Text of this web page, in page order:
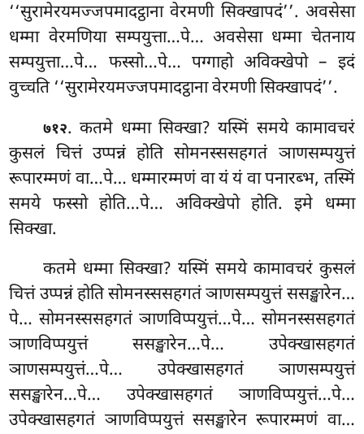
‘‘सुरामेरयमज्जपमादट्ठाना वेरमणी सिक्खापदं’’. अवसेसा
धम्मा वेरमणिया सम्पयुत्ता…पे… अवसेसा धम्मा चेतनाय
सम्पयुत्ता…पे… फस्सो…पे… पग्गाहो अविक्खेपो – इदं
वुच्चति ‘‘सुरामेरयमज्जपमादट्ठाना वेरमणी सिक्खापदं’’.
७१२. कतमे धम्मा सिक्खा? यस्मिं समये कामावचरं
कुसलं चित्तं उप्पन्नं होति सोमनस्ससहगतं ञाणसम्पयुत्तं
रूपारम्मणं वा…पे… धम्मारम्मणं वा यं यं वा पनारब्भ, तस्मिं
समये फस्सो होति…पे… अविक्खेपो होति. इमे धम्मा
सिक्खा.
कतमे धम्मा सिक्खा? यस्मिं समये कामावचरं कुसलं
चित्तं उप्पन्नं होति सोमनस्ससहगतं ञाणसम्पयुत्तं ससङ्खारेन…
पे… सोमनस्ससहगतं ञाणविप्पयुत्तं…पे… सोमनस्ससहगतं
ञाणविप्पयुत्तं ससङ्खारेन…पे… उपेक्खासहगतं
ञाणसम्पयुत्तं…पे… उपेक्खासहगतं ञाणसम्पयुत्तं
ससङ्खारेन…पे… उपेक्खासहगतं ञाणविप्पयुत्तं…पे…
उपेक्खासहगतं ञाणविप्पयुत्तं ससङ्खारेन रूपारम्मणं वा…